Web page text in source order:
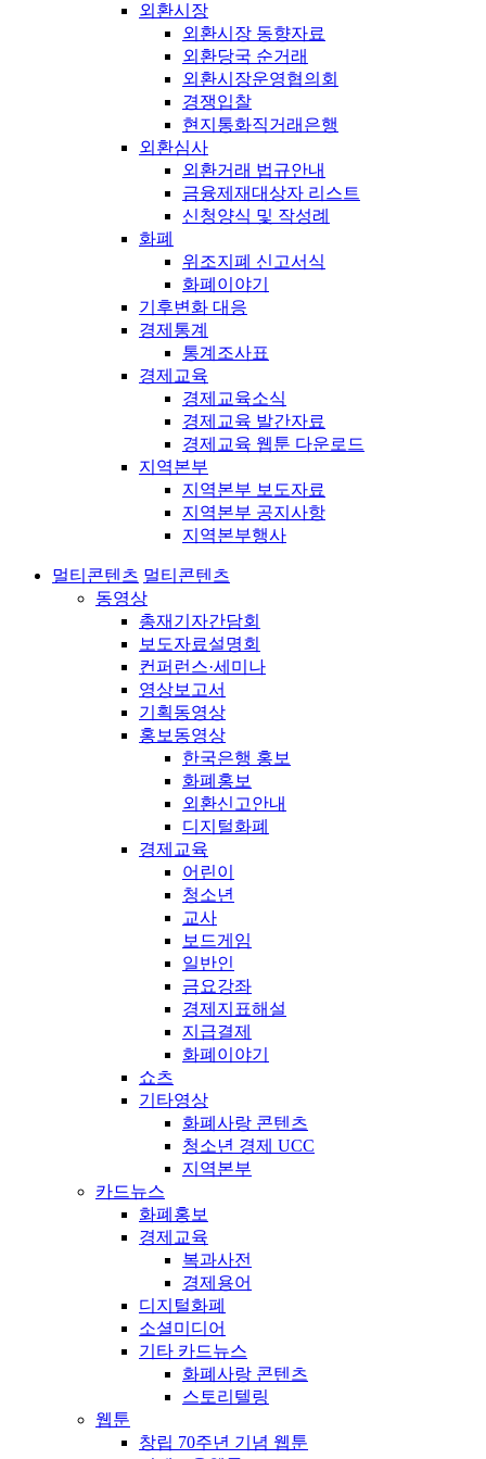
외환시장
외환시장 동향자료
외환당국 순거래
외환시장운영협의회
경쟁입찰
현지통화직거래은행
외환심사
외환거래 법규안내
금융제재대상자 리스트
신청양식 및 작성례
화폐
위조지폐 신고서식
화폐이야기
기후변화 대응
경제통계
통계조사표
경제교육
경제교육소식
경제교육 발간자료
경제교육 웹툰 다운로드
지역본부
지역본부 보도자료
지역본부 공지사항
지역본부행사
멀티콘텐츠 멀티콘텐츠
동영상
총재기자간담회
보도자료설명회
컨퍼런스·세미나
영상보고서
기획동영상
홍보동영상
한국은행 홍보
화폐홍보
외환신고안내
디지털화폐
경제교육
어린이
청소년
교사
보드게임
일반인
금요강좌
경제지표해설
지급결제
화폐이야기
쇼츠
기타영상
화폐사랑 콘텐츠
청소년 경제 UCC
지역본부
카드뉴스
화폐홍보
경제교육
복과사전
경제용어
디지털화폐
소셜미디어
기타 카드뉴스
화폐사랑 콘텐츠
스토리텔링
웹툰
창립 70주년 기념 웹툰